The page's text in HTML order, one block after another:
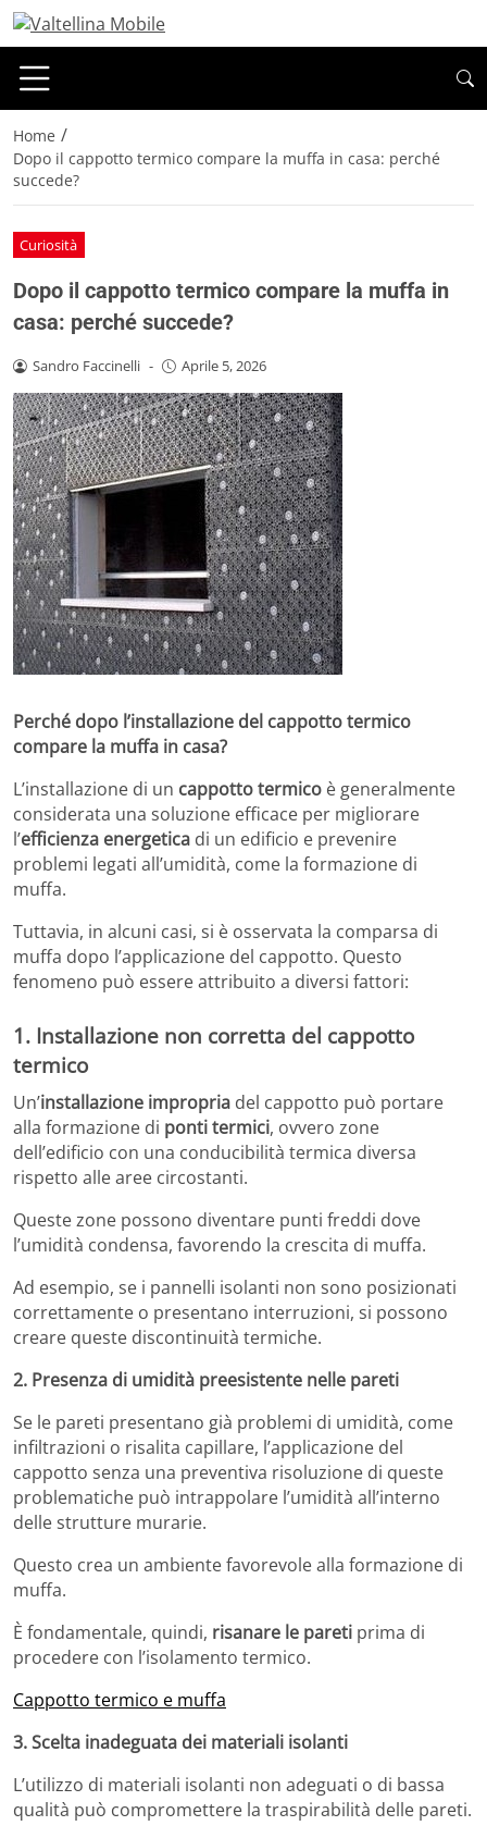
Home /
Dopo il cappotto termico compare la muffa in casa: perché
succede?
Curiosità
Dopo il cappotto termico compare la muffa in
casa: perché succede?
Sandro Faccinelli - Aprile 5, 2026
Perché dopo l’installazione del cappotto termico
compare la muffa in casa?
L’installazione di un cappotto termico è generalmente
considerata una soluzione efficace per migliorare
l’efficienza energetica di un edificio e prevenire
problemi legati all’umidità, come la formazione di
muffa.
Tuttavia, in alcuni casi, si è osservata la comparsa di
muffa dopo l’applicazione del cappotto. Questo
fenomeno può essere attribuito a diversi fattori:
1. Installazione non corretta del cappotto
termico
Un’installazione impropria del cappotto può portare
alla formazione di ponti termici, ovvero zone
dell’edificio con una conducibilità termica diversa
rispetto alle aree circostanti.
Queste zone possono diventare punti freddi dove
l’umidità condensa, favorendo la crescita di muffa.
Ad esempio, se i pannelli isolanti non sono posizionati
correttamente o presentano interruzioni, si possono
creare queste discontinuità termiche.
2. Presenza di umidità preesistente nelle pareti
Se le pareti presentano già problemi di umidità, come
infiltrazioni o risalita capillare, l’applicazione del
cappotto senza una preventiva risoluzione di queste
problematiche può intrappolare l’umidità all’interno
delle strutture murarie.
Questo crea un ambiente favorevole alla formazione di
muffa.
È fondamentale, quindi, risanare le pareti prima di
procedere con l’isolamento termico.
Cappotto termico e muffa
3. Scelta inadeguata dei materiali isolanti
L’utilizzo di materiali isolanti non adeguati o di bassa
qualità può compromettere la traspirabilità delle pareti.